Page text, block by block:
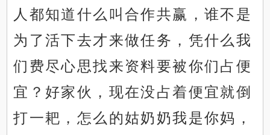
人都知道什么叫合作共赢，谁不是
为了活下去才来做任务，凭什么我
们费尽心思找来资料要被你们占便
宜？好家伙，现在没占着便宜就倒
打一耙，怎么的姑奶奶我是你妈，